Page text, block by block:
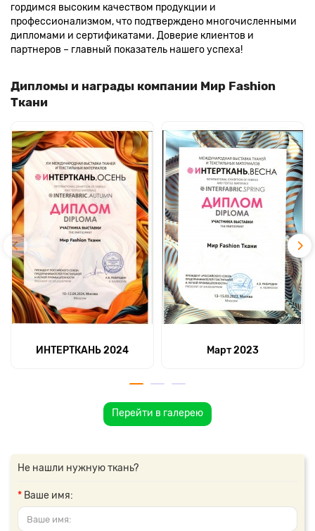
гордимся высоким качеством продукции и
профессионализмом, что подтверждено многочисленными
дипломами и сертификатами. Доверие клиентов и
партнеров – главный показатель нашего успеха!
Дипломы и награды компании Мир Fashion
Ткани
ИНТЕРТКАНЬ 2024 Март 2023
Перейти в галерею
Не нашли нужную ткань?
Ваше имя: